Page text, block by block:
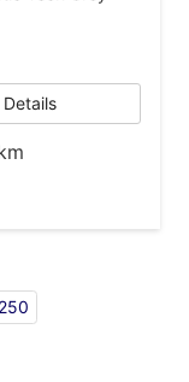
Details
250